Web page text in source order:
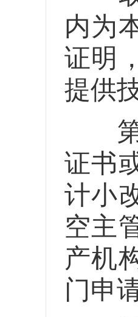
内为
证明
提供
第
证书
计小
空主
产机
门申